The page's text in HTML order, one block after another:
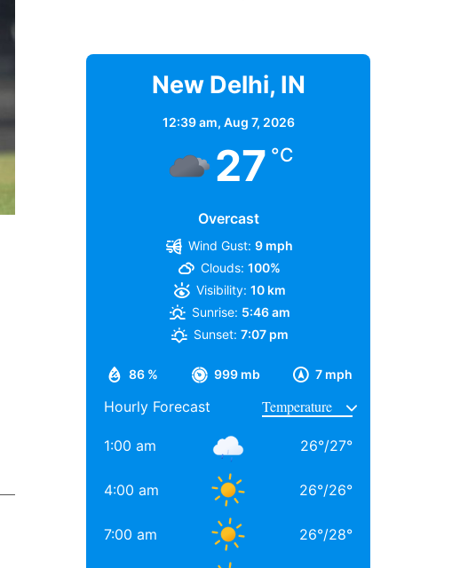
New Delhi, IN
12:39 am, Aug 7, 2026
27 °C
Overcast
86 % 999 mb 7 mph
Wind Gust: 9 mph
Clouds: 100%
Visibility: 10 km
Sunrise: 5:46 am
Sunset: 7:07 pm
Hourly Forecast
1:00 am 26°/27°
4:00 am 26°/26°
7:00 am 26°/28°